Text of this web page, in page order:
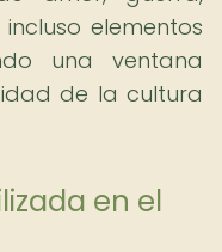
elementos
una ventana
de la cultura
en el